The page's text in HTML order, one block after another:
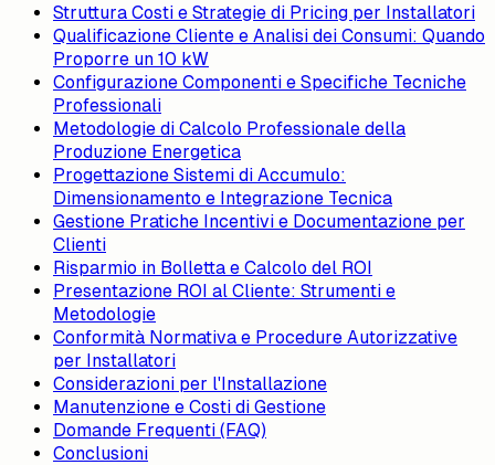
Struttura Costi e Strategie di Pricing per Installatori
Qualificazione Cliente e Analisi dei Consumi: Quando
Proporre un 10 kW
Configurazione Componenti e Specifiche Tecniche
Professionali
Metodologie di Calcolo Professionale della
Produzione Energetica
Progettazione Sistemi di Accumulo:
Dimensionamento e Integrazione Tecnica
Gestione Pratiche Incentivi e Documentazione per
Clienti
Risparmio in Bolletta e Calcolo del ROI
Presentazione ROI al Cliente: Strumenti e
Metodologie
Conformità Normativa e Procedure Autorizzative
per Installatori
Considerazioni per l'Installazione
Manutenzione e Costi di Gestione
Domande Frequenti (FAQ)
Conclusioni